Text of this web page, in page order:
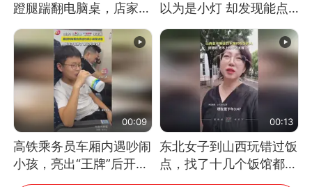
蹬腿踹翻电脑桌，店家3
台显示器与机械臂损坏
以为是小灯 却发现能点
燃香烟 当事人：已报警
处理
00:09
高铁乘务员车厢内遇吵闹
小孩，亮出“王牌”后开启
一键静音
00:13
东北女子到山西玩错过饭
点，找了十几个饭馆都没
开门：午休到几点